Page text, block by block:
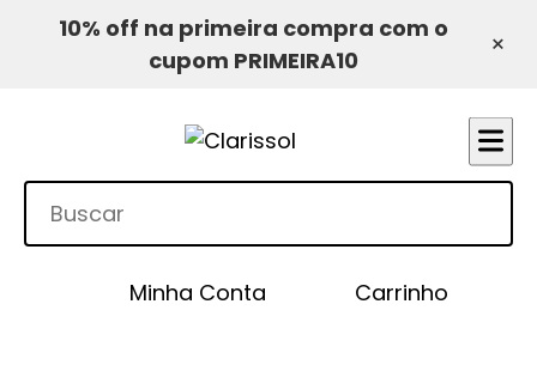
10% off na primeira compra com o
cupom PRIMEIRA10
×
Minha Conta Carrinho